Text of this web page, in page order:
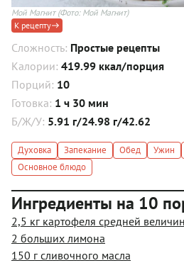
Мой Магнит(Фото: Мой Магнит)
К рецепту
Сложность: Простые рецепты
Калории: 419.99 ккал/порция
Порций: 10
Готовка: 1 ч 30 мин
Б/Ж/У: 5.91 г/24.98 г/42.62
Духовка Запекание Обед Ужин
Основное блюдо
Ингредиенты на 10
2,5 кг картофеля средней
2 больших лимона
150 г сливочного масла